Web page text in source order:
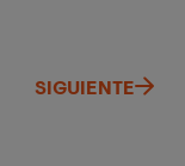
SIGUIENTE